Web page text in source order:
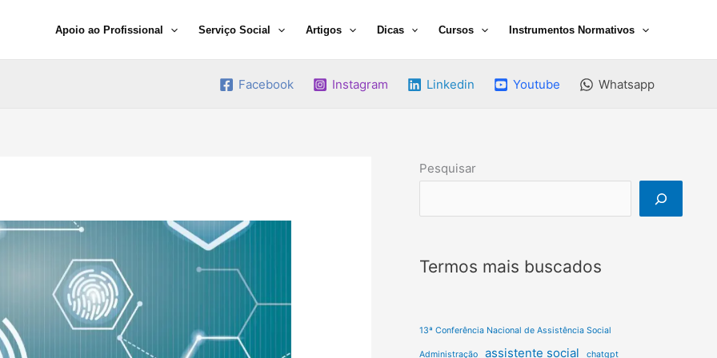
Apoio ao Profissional Serviço Social Artigos Dicas Cursos Instrumentos Normativos
Facebook Instagram Linkedin Youtube Whatsapp
Pesquisar
Termos mais buscados
13ª Conferência Nacional de Assistência Social
Administração assistente social chatgpt